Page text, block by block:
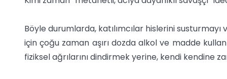
Böyle durumlarda, katılımcılar hislerini
için çoğu zaman aşırı dozda alkol ve madde
fiziksel ağrılarını dindirmek yerine, kendi kendine